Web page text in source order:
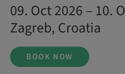
09. Oct 2026 – 10.
Zagreb, Croatia
BOOK NOW